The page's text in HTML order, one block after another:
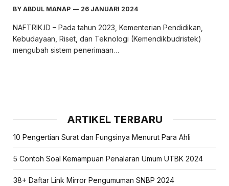
BY ABDUL MANAP 26 JANUARI 2024
NAFTRIK.ID – Pada tahun 2023, Kementerian Pendidikan,
Kebudayaan, Riset, dan Teknologi (Kemendikbudristek)
mengubah sistem penerimaan…
ARTIKEL TERBARU
10 Pengertian Surat dan Fungsinya Menurut Para Ahli
5 Contoh Soal Kemampuan Penalaran Umum UTBK 2024
38+ Daftar Link Mirror Pengumuman SNBP 2024